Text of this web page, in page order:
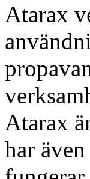
Atarax
Atarax
har